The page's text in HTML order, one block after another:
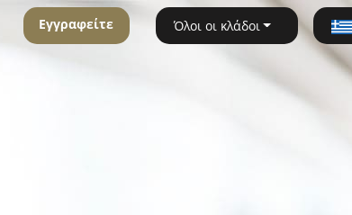
Εγγραφείτε Όλοι οι κλάδοι